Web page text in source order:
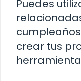
Puedes
crear tus